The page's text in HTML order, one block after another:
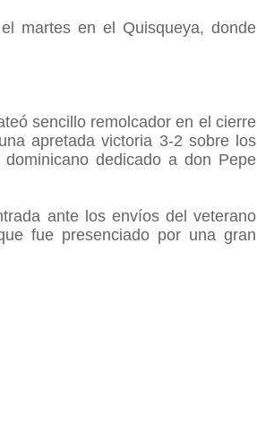
martes en el Quisqueya, donde
sencillo remolcador en el cierre
apretada victoria 3-2 sobre los
dedicado a don Pepe
ante los envíos del veterano
fue presenciado por una gran